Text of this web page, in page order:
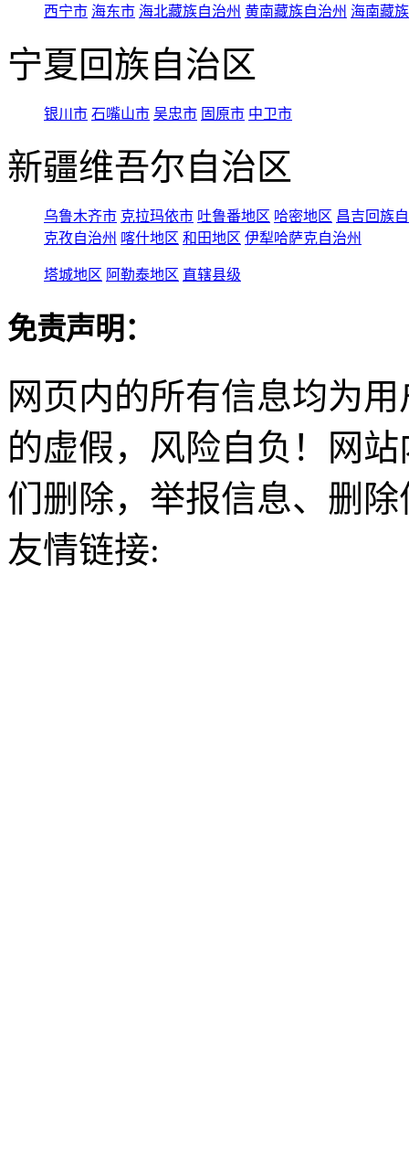
西宁市 海东市 海北藏族自治州 黄南藏族自治州 海南藏
宁夏回族自治区
银川市 石嘴山市 吴忠市 固原市 中卫市
新疆维吾尔自治区
乌鲁木齐市 克拉玛依市 吐鲁番地区 哈密地区 昌吉回族
克孜自治州 喀什地区 和田地区 伊犁哈萨克自治州
塔城地区 阿勒泰地区 直辖县级
免责声明：
网页内的所有信息均为
的虚假，风险自负！网
们删除，举报信息、删
友情链接: